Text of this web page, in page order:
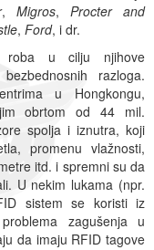
,Migros,Procter and
, Ford, i dr.
roba u cilju njihove
razloga.
u Hongkongu,
obrtom od 44 mil.
spolja i iznutra, koji
promenu vlažnosti,
itd. i spremni su da
U nekim lukama (npr.
sistem se koristi iz
zagušenja u
da imaju RFID tagove